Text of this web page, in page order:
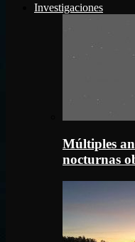
Investigaciones
Múltiples
nocturnas